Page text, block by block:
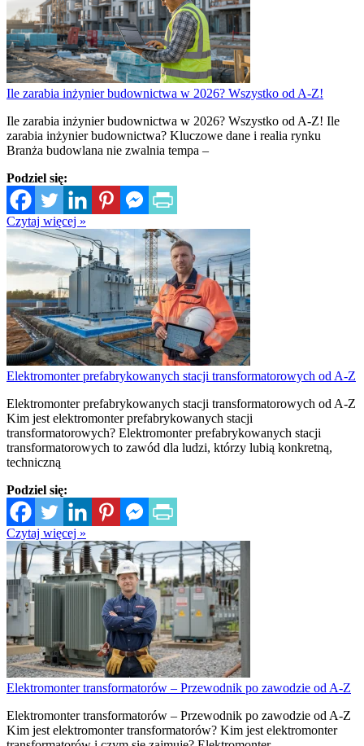
Ile zarabia inżynier budownictwa w 2026? Wszystko od A-Z!
Ile zarabia inżynier budownictwa w 2026? Wszystko od A-Z! Ile
zarabia inżynier budownictwa? Kluczowe dane i realia rynku
Branża budowlana nie zwalnia tempa –
Podziel się:
Czytaj więcej »
Elektromonter prefabrykowanych stacji transformatorowych od A-Z
Elektromonter prefabrykowanych stacji transformatorowych od A-Z
Kim jest elektromonter prefabrykowanych stacji
transformatorowych? Elektromonter prefabrykowanych stacji
transformatorowych to zawód dla ludzi, którzy lubią konkretną,
techniczną
Podziel się:
Czytaj więcej »
Elektromonter transformatorów – Przewodnik po zawodzie od A-Z
Elektromonter transformatorów – Przewodnik po zawodzie od A-Z
Kim jest elektromonter transformatorów? Kim jest elektromonter